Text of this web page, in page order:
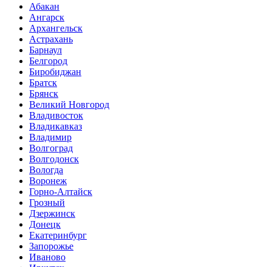
Абакан
Ангарск
Архангельск
Астрахань
Барнаул
Белгород
Биробиджан
Братск
Брянск
Великий Новгород
Владивосток
Владикавказ
Владимир
Волгоград
Волгодонск
Вологда
Воронеж
Горно-Алтайск
Грозный
Дзержинск
Донецк
Екатеринбург
Запорожье
Иваново